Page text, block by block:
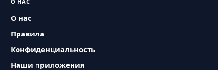
О НАС
О нас
Правила
Конфиденциальность
Наши приложения